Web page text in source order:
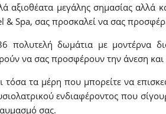
αξιοθέατα μεγάλης σημασίας αλλά
& Spa, σας προσκαλεί να σας
πολυτελή δωμάτια με μοντέρνα
να σας προσφέρουν την άνεση
τόσα τα μέρη που μπορείτε να
ενδιαφέροντος που
σας.